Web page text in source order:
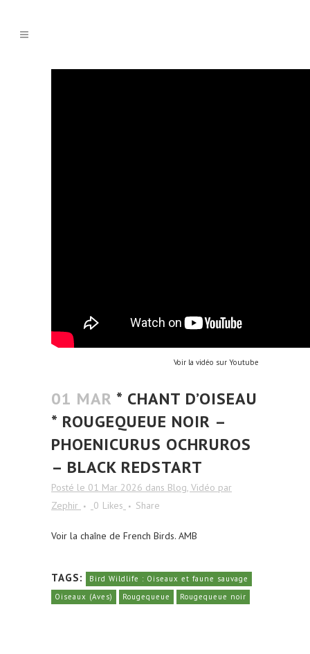
Voir la vidéo sur Youtube
01 MAR * CHANT D’OISEAU
* ROUGEQUEUE NOIR –
PHOENICURUS OCHRUROS
– BLACK REDSTART
Posté le 01 Mar 2026 dans Blog, Vidéo par
Zephir
0 Likes Share
Voir la chaîne de French Birds. AMB
TAGS:
Bird Wildlife : Oiseaux et faune sauvage
Oiseaux (Aves)
Rougequeue Rougequeue noir